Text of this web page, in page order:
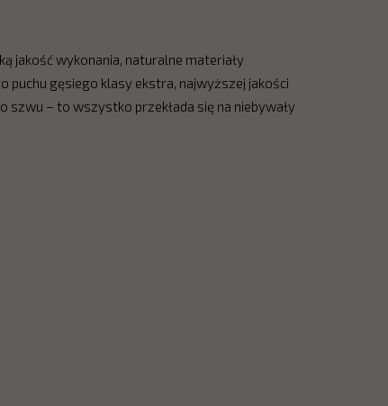
jakość wykonania, naturalne materiały
puchu gęsiego klasy ekstra, najwyższej jakości
szwu – to wszystko przekłada się na niebywały